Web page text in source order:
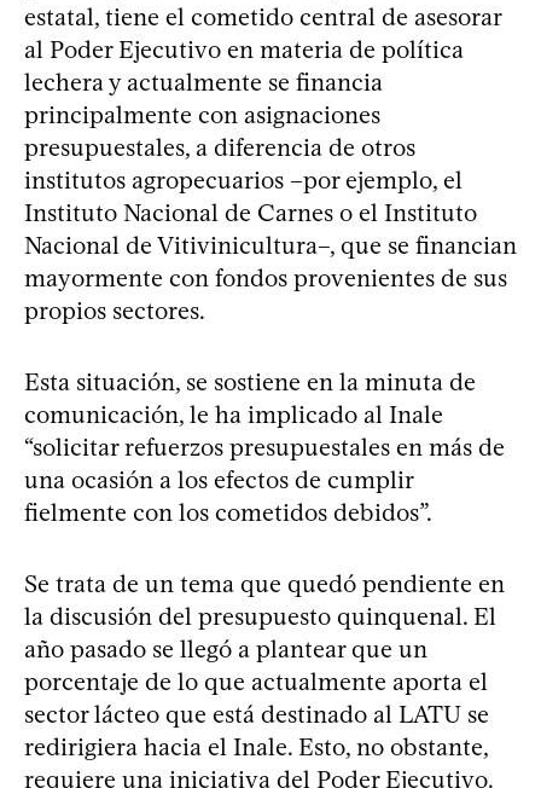
estatal, tiene el cometido central de asesorar
al Poder Ejecutivo en materia de política
lechera y actualmente se financia
principalmente con asignaciones
presupuestales, a diferencia de otros
institutos agropecuarios –por ejemplo, el
Instituto Nacional de Carnes o el Instituto
Nacional de Vitivinicultura–, que se financian
mayormente con fondos provenientes de sus
propios sectores.
Esta situación, se sostiene en la minuta de
comunicación, le ha implicado al Inale
“solicitar refuerzos presupuestales en más de
una ocasión a los efectos de cumplir
fielmente con los cometidos debidos”.
Se trata de un tema que quedó pendiente en
la discusión del presupuesto quinquenal. El
año pasado se llegó a plantear que un
porcentaje de lo que actualmente aporta el
sector lácteo que está destinado al LATU se
redirigiera hacia el Inale. Esto, no obstante,
requiere una iniciativa del Poder Ejecutivo.